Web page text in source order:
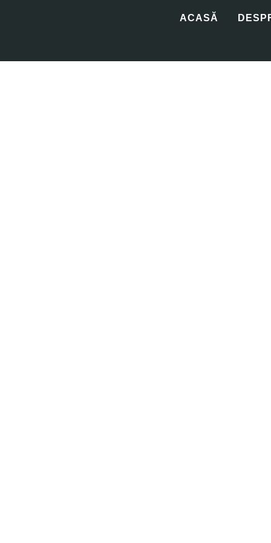
ACASĂ